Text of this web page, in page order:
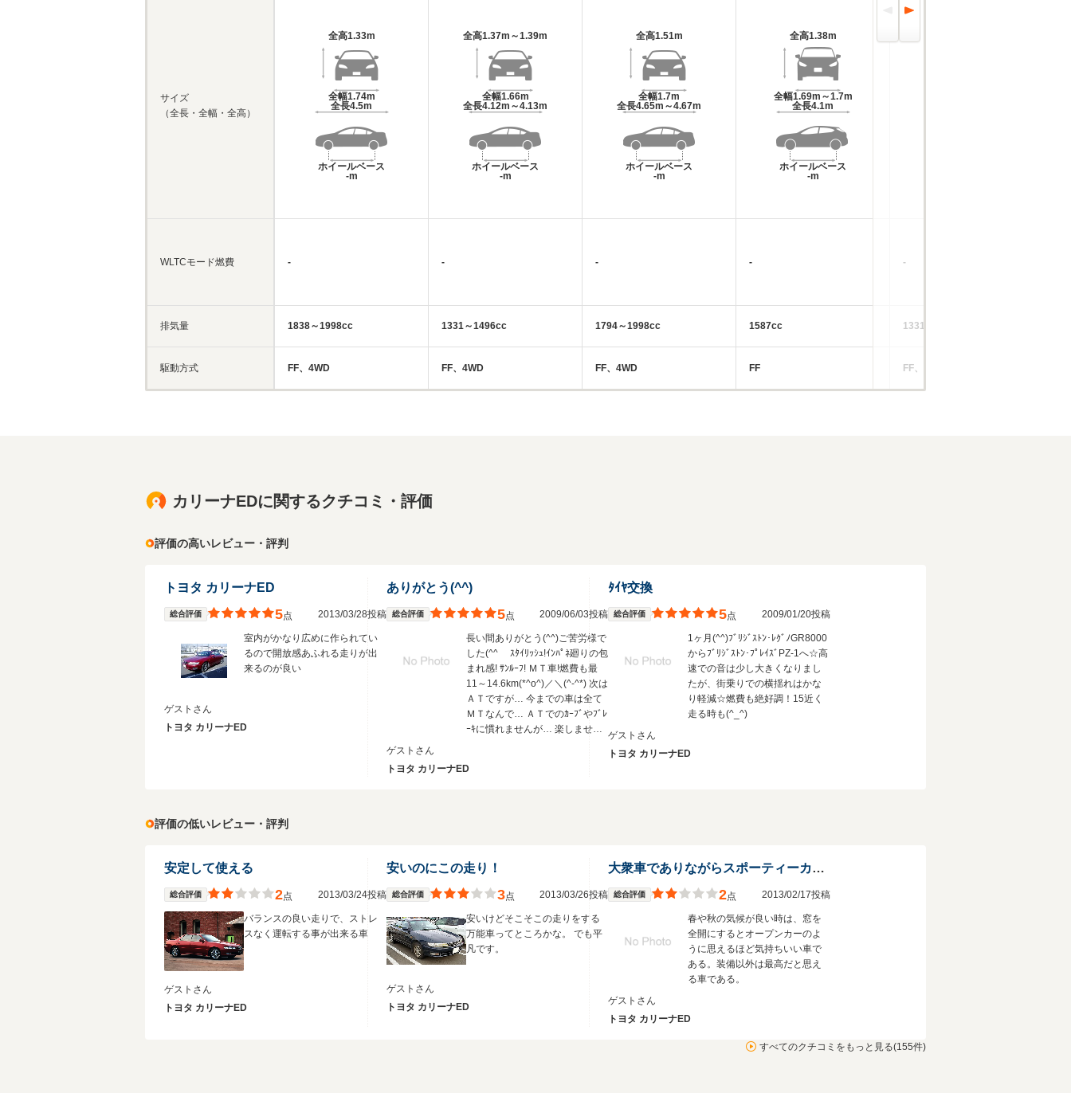
サイズ
（全長・全幅・全高）
WLTCモード燃費
排気量
駆動方式
全高1.33m
全幅1.74m
全長4.5m
ホイールベース
-m
-
1838～1998cc
FF、4WD
全高1.37m～1.39m
全幅1.66m
全長4.12m～4.13m
ホイールベース
-m
-
1331～1496cc
FF、4WD
全高1.51m
全幅1.7m
全長4.65m～4.67m
ホイールベース
-m
-
1794～1998cc
FF、4WD
全高1.38m
全幅1.69m～1.7m
全長4.1m
ホイールベース
-m
-
1587cc
FF
-
1331～1496cc
FF、4WD
カリーナEDに関するクチコミ・評価
評価の高いレビュー・評判
トヨタ カリーナED
総合評価 5点 2013/03/28投稿
室内がかなり広めに作られてい
るので開放感あふれる走りが出
来るのが良い
ゲストさん
トヨタ カリーナED
ありがとう(^^)
総合評価 5点 2009/06/03投稿
長い間ありがとう(^^)ご苦労様で
した(^^ゞ ｽﾀｲﾘｯｼｭ!ｲﾝﾊﾟﾈ廻りの包
まれ感! ｻﾝﾙｰﾌ! ＭＴ車!燃費も最
11～14.6km(*^o^)／＼(^-^*) 次は
ＡＴですが… 今までの車は全て
ＭＴなんで… ＡＴでのｶｰﾌﾞやﾌﾞﾚ
ｰｷに慣れませんが… 楽しませて
ゲストさん
トヨタ カリーナED
ﾀｲﾔ交換
総合評価 5点 2009/01/20投稿
1ヶ月(^^)ﾌﾞﾘｼﾞｽﾄﾝ･ﾚｸﾞﾉGR8000
からﾌﾞﾘｼﾞｽﾄﾝ･ﾌﾟﾚｲｽﾞPZ-1へ☆高
速での音は少し大きくなりまし
たが、街乗りでの横揺れはかな
り軽減☆燃費も絶好調！15近く
走る時も(^_^)
ゲストさん
トヨタ カリーナED
評価の低いレビュー・評判
安定して使える
総合評価 2点 2013/03/24投稿
バランスの良い走りで、ストレ
スなく運転する事が出来る車
ゲストさん
トヨタ カリーナED
安いのにこの走り！
総合評価 3点 2013/03/26投稿
安いけどそこそこの走りをする
万能車ってところかな。 でも平
凡です。
ゲストさん
トヨタ カリーナED
大衆車でありながらスポーティーカーである。
総合評価 2点 2013/02/17投稿
春や秋の気候が良い時は、窓を
全開にするとオープンカーのよ
うに思えるほど気持ちいい車で
ある。装備以外は最高だと思え
る車である。
ゲストさん
トヨタ カリーナED
すべてのクチコミをもっと見る(155件)